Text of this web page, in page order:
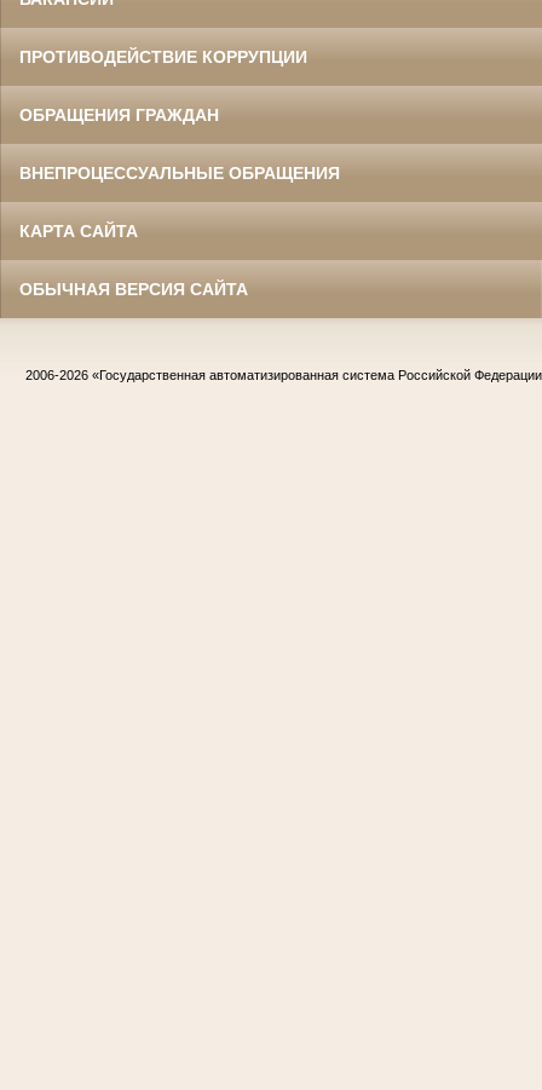
ПРОТИВОДЕЙСТВИЕ КОРРУПЦИИ
ОБРАЩЕНИЯ ГРАЖДАН
ВНЕПРОЦЕССУАЛЬНЫЕ ОБРАЩЕНИЯ
КАРТА САЙТА
ОБЫЧНАЯ ВЕРСИЯ САЙТА
2006-2026 «Государственная автоматизированная система Российской